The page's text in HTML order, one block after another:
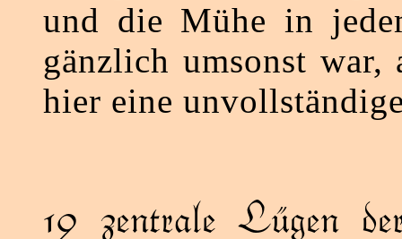
und die Mühe in
gänzlich umsonst war,
hier eine
19 zentrale Lügen